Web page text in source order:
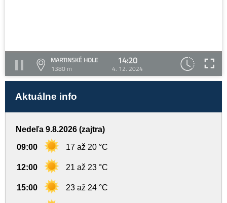
MARTINSKÉ HOLE
1380 m
14:20
4. 12. 2024
Aktuálne info
Nedeľa 9.8.2026 (zajtra)
09:00 17 až 20 °C
12:00 21 až 23 °C
15:00 23 až 24 °C